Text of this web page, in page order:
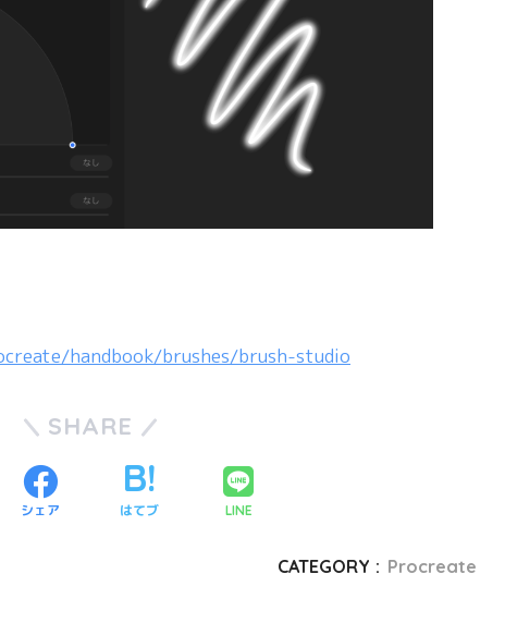
handbook/brushes/brush-studio
SHARE
シェア はてブ LINE
CATEGORY : Procreate